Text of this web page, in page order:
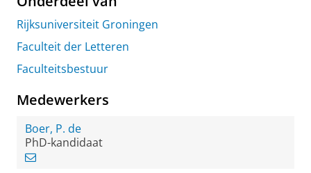
Rijksuniversiteit Groningen
Faculteit der Letteren
Faculteitsbestuur
Medewerkers
Boer, P. de
PhD-kandidaat